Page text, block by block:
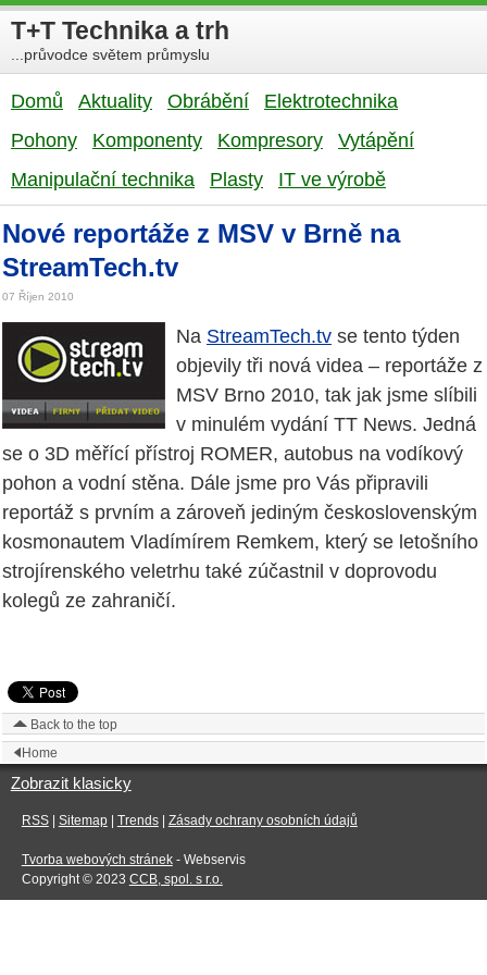
T+T Technika a trh
...průvodce světem průmyslu
Domů Aktuality Obrábění
Elektrotechnika
Pohony
Komponenty Kompresory
Vytápění
Manipulační technika
Plasty IT ve výrobě
Nové reportáže z MSV v Brně na
StreamTech.tv
07 Říjen 2010
Na StreamTech.tv se tento týden
objevily tři nová videa – reportáže z
MSV Brno 2010, tak jak jsme slíbili
v minulém vydání TT News. Jedná
se o 3D měřící přístroj ROMER, autobus na vodíkový
pohon a vodní stěna. Dále jsme pro Vás připravili
reportáž s prvním a zároveň jediným československým
kosmonautem Vladímírem Remkem, který se letošního
strojírenského veletrhu také zúčastnil v doprovodu
kolegů ze zahraničí.
Back to the top
Home
Zobrazit klasicky
RSS| Sitemap| Trends| Zásady ochrany osobních údajů
Tvorba webových stránek- Webservis
Copyright © 2023 CCB, spol. s r.o.